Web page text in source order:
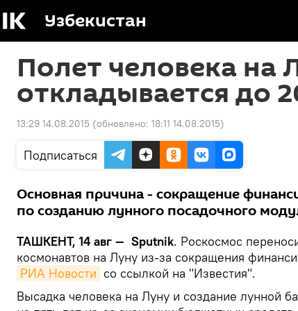
Узбекистан
Полет человека на
откладывается до
13:29 14.08.2015 (обновлено: 18:11 14.08.2015)
Подписаться
Основная причина - сокращение
по созданию лунного посадочного
ТАШКЕНТ, 14 авг — Sputnik. Роскосмос
космонавтов на Луну из-за сокращения
РИА Новости со ссылкой на "Известия".
Высадка человека на Луну и создание лунной